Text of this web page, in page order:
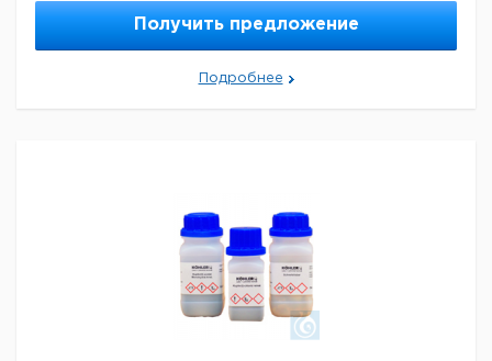
Получить предложение
Подробнее